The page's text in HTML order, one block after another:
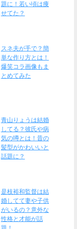
題に！若い頃は痩
せてた？
スネ夫が手で？簡
単な作り方とは！
爆笑コラ画像もま
とめてみた
青山りょうは結婚
してる？彼氏や病
気の噂とは！昔の
髪型がかわいいと
話題に？
是枝裕和監督は結
婚してて妻や子供
がいるの？意外な
性格と才能が話